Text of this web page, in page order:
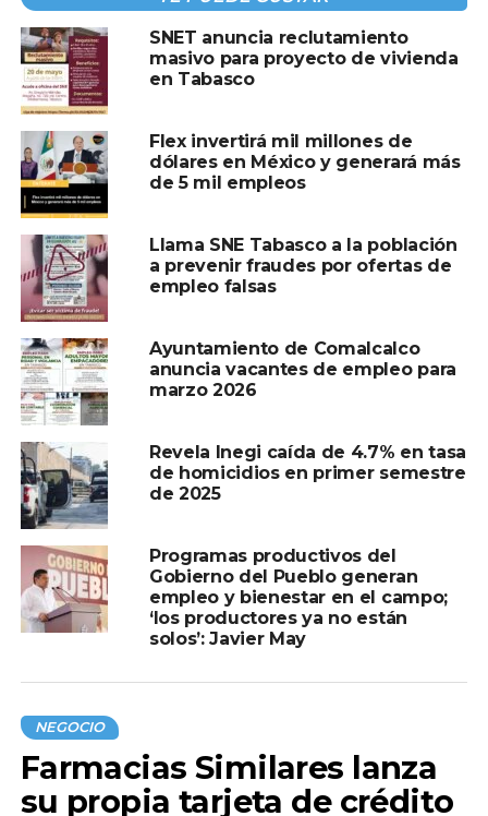
Compartir en:
TEMAS RELACIONADOS: EMPLEADOS EMPLEO
A CONTINUACIÓN
Cuesta de enero: Estrategias para
convertirla en aliada de tus finanzas e
inversiones en 2024
NO TE PIERDAS
El Peso Mexicano se Aprecia Frente al Dólar:
Abre en 16.90 Pesos al Mayoreo
SNET anuncia reclutamiento
masivo para proyecto de vivienda
en Tabasco
Flex invertirá mil millones de
dólares en México y generará más
de 5 mil empleos
Llama SNE Tabasco a la población
a prevenir fraudes por ofertas de
empleo falsas
Ayuntamiento de Comalcalco
anuncia vacantes de empleo para
marzo 2026
Revela Inegi caída de 4.7% en tasa
de homicidios en primer semestre
de 2025
Programas productivos del
Gobierno del Pueblo generan
empleo y bienestar en el campo;
‘los productores ya no están
solos’: Javier May
NEGOCIO
Farmacias Similares lanza
su propia tarjeta de crédito